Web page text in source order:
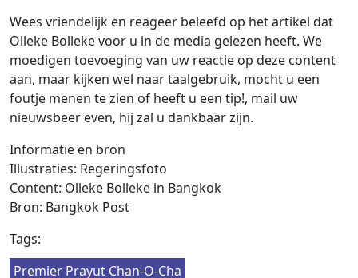
Wees vriendelijk en reageer beleefd op het artikel dat
Olleke Bolleke voor u in de media gelezen heeft. We
moedigen toevoeging van uw reactie op deze content
aan, maar kijken wel naar taalgebruik, mocht u een
foutje menen te zien of heeft u een tip!, mail uw
nieuwsbeer even, hij zal u dankbaar zijn.
Informatie en bron
Illustraties: Regeringsfoto
Content: Olleke Bolleke in Bangkok
Bron: Bangkok Post
Tags:
Premier Prayut Chan-O-Cha